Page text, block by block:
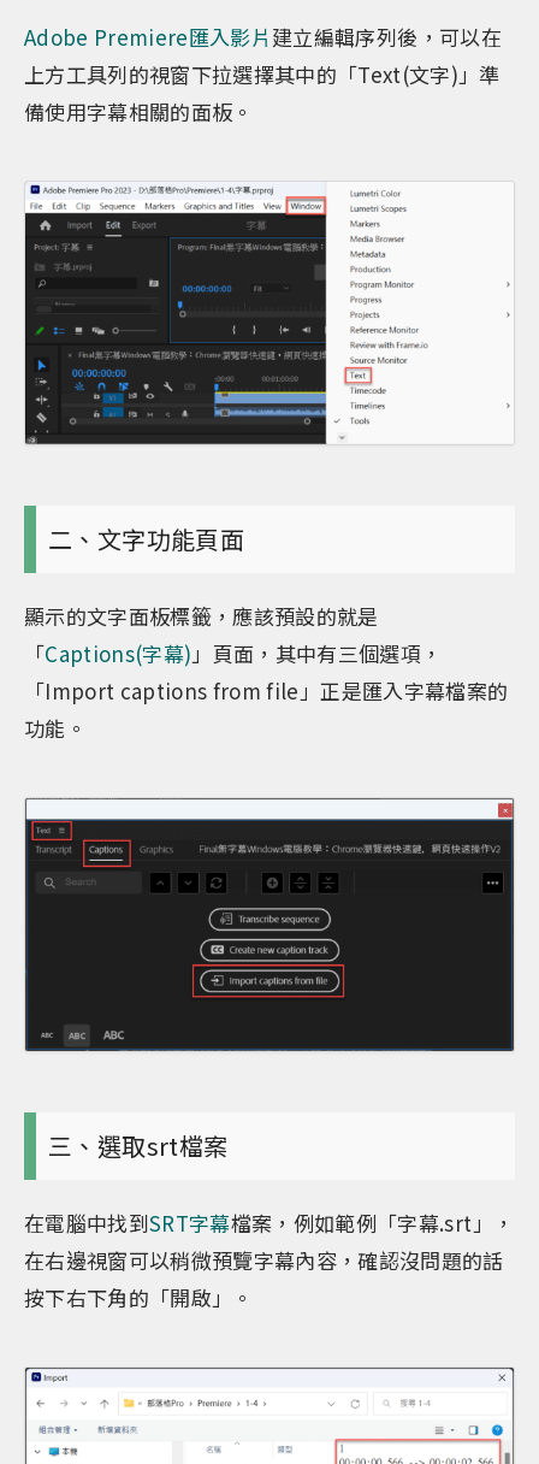
Adobe Premiere匯入影片 建立編輯序列後，可以在
上方工具列的視窗下拉選擇其中的「Text(文字)」準
備使用字幕相關的面板。
二、文字功能頁面
顯示的文字面板標籤，應該預設的就是
「Captions(字幕)」頁面，其中有三個選項，
「Import captions from file」正是匯入字幕檔案的
功能。
三、選取srt檔案
在電腦中找到SRT字幕檔案，例如範例「字幕.srt」，
在右邊視窗可以稍微預覽字幕內容，確認沒問題的話
按下右下角的「開啟」。